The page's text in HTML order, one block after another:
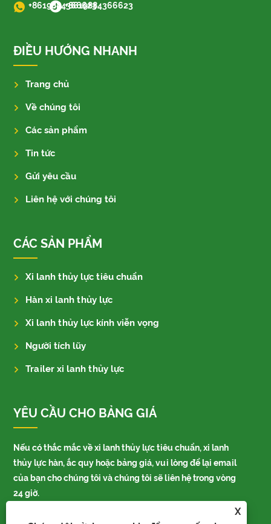
X
+8619884366623+8619884366623
ĐIỀU HƯỚNG NHANH
Trang chủ
Về chúng tôi
Các sản phẩm
Tin tức
Gửi yêu cầu
Liên hệ với chúng tôi
CÁC SẢN PHẨM
Xi lanh thủy lực tiêu chuẩn
Hàn xi lanh thủy lực
Xi lanh thủy lực kính viễn vọng
Người tích lũy
Trailer xi lanh thủy lực
YÊU CẦU CHO BẢNG GIÁ
Nếu có thắc mắc về xi lanh thủy lực tiêu chuẩn, xi lanh
thủy lực hàn, ắc quy hoặc bảng giá, vui lòng để lại email
của bạn cho chúng tôi và chúng tôi sẽ liên hệ trong vòng
24 giờ.